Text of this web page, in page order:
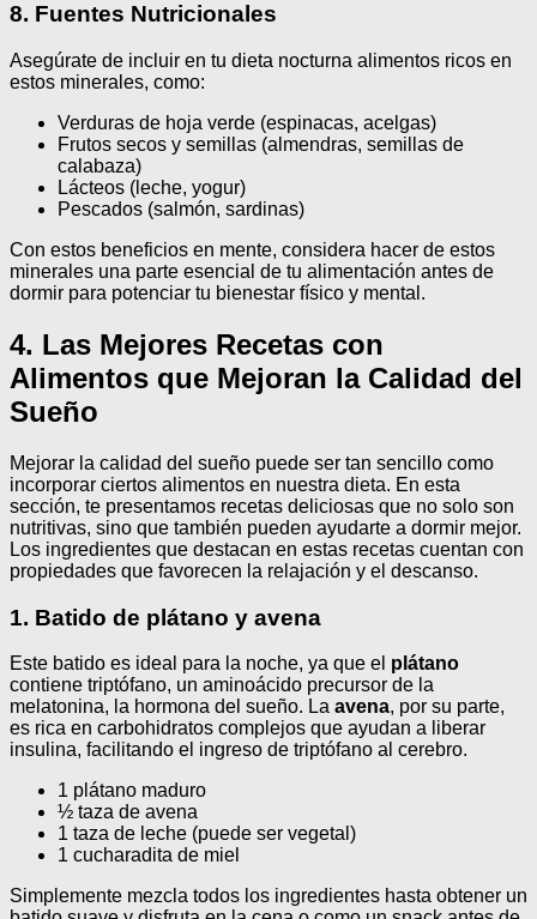
8. Fuentes Nutricionales
Asegúrate de incluir en tu dieta nocturna alimentos ricos en
estos minerales, como:
Verduras de hoja verde (espinacas, acelgas)
Frutos secos y semillas (almendras, semillas de
calabaza)
Lácteos (leche, yogur)
Pescados (salmón, sardinas)
Con estos beneficios en mente, considera hacer de estos
minerales una parte esencial de tu alimentación antes de
dormir para potenciar tu bienestar físico y mental.
4. Las Mejores Recetas con
Alimentos que Mejoran la Calidad del
Sueño
Mejorar la calidad del sueño puede ser tan sencillo como
incorporar ciertos alimentos en nuestra dieta. En esta
sección, te presentamos recetas deliciosas que no solo son
nutritivas, sino que también pueden ayudarte a dormir mejor.
Los ingredientes que destacan en estas recetas cuentan con
propiedades que favorecen la relajación y el descanso.
1. Batido de plátano y avena
Este batido es ideal para la noche, ya que el plátano
contiene triptófano, un aminoácido precursor de la
melatonina, la hormona del sueño. La avena, por su parte,
es rica en carbohidratos complejos que ayudan a liberar
insulina, facilitando el ingreso de triptófano al cerebro.
1 plátano maduro
½ taza de avena
1 taza de leche (puede ser vegetal)
1 cucharadita de miel
Simplemente mezcla todos los ingredientes hasta obtener un